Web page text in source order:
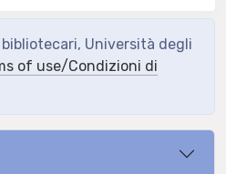
Università degli
of use/Condizioni di